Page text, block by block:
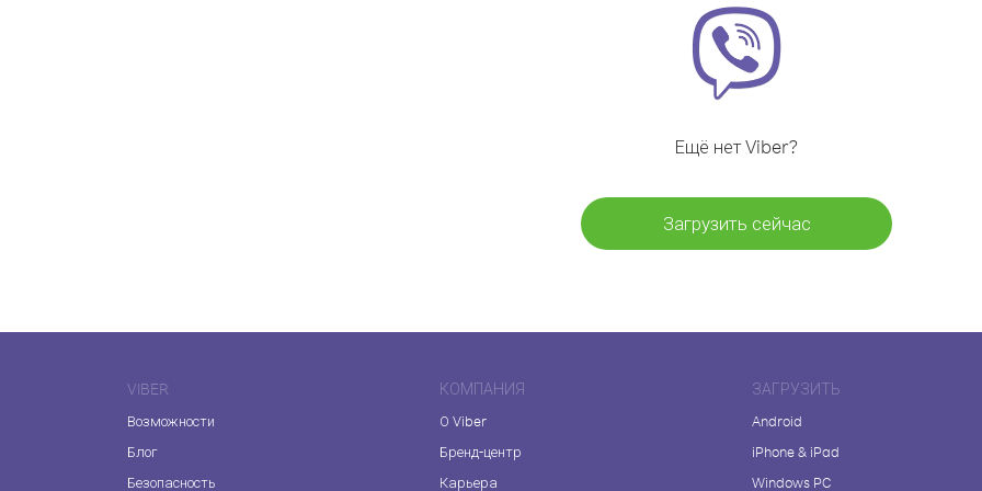
Ещё нет Viber?
Загрузить сейчас
VIBER
Возможности
Блог
Безопасность
КОМПАНИЯ
О Viber
Бренд-центр
Карьера
ЗАГРУЗИТЬ
Android
iPhone & iPad
Windows PC